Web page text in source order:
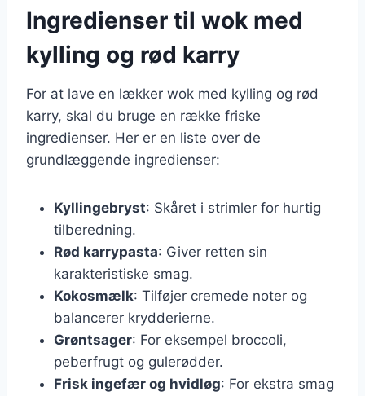
Ingredienser til wok med
kylling og rød karry
For at lave en lækker wok med kylling og rød
karry, skal du bruge en række friske
ingredienser. Her er en liste over de
grundlæggende ingredienser:
Kyllingebryst: Skåret i strimler for hurtig
tilberedning.
Rød karrypasta: Giver retten sin
karakteristiske smag.
Kokosmælk: Tilføjer cremede noter og
balancerer krydderierne.
Grøntsager: For eksempel broccoli,
peberfrugt og gulerødder.
Frisk ingefær og hvidløg: For ekstra smag